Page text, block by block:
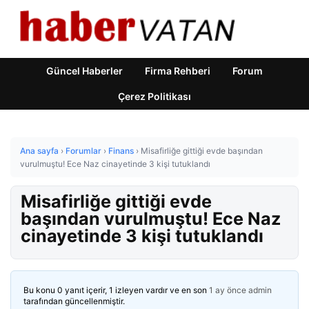
Güncel Haberler Firma Rehberi Forum
Çerez Politikası
Ana sayfa › Forumlar › Finans › Misafirliğe gittiği evde başından
vurulmuştu! Ece Naz cinayetinde 3 kişi tutuklandı
Misafirliğe gittiği evde
başından vurulmuştu! Ece Naz
cinayetinde 3 kişi tutuklandı
Bu konu 0 yanıt içerir, 1 izleyen vardır ve en son 1 ay önce admin
tarafından güncellenmiştir.